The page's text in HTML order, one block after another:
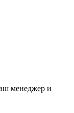
менеджер и